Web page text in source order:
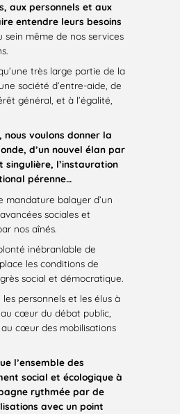
aux personnels et aux
entendre leurs besoins
sein même de nos services
très large partie de la
société d’entre-aide, de
général, et à l’égalité,
nous voulons donner la
d’un nouvel élan par
singulière, l’instauration
pérenne…
mandature balayer d’un
sociales et
nos aînés.
inébranlable de
les conditions de
social et démocratique.
personnels et les élus à
cœur du débat public,
cœur des mobilisations
l’ensemble des
social et écologique à
rythmée par de
avec un point